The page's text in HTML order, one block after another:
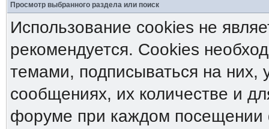
Просмотр выбранного раздела или поиск
Использование cookies не
рекомендуется. Cookies
темами, подписываться на них,
сообщениях, их количестве и
форуме при каждом